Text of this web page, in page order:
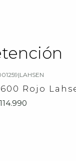
|LAHSEN
Rojo